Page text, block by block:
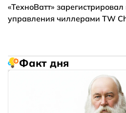
«ТехноВатт»
управления чиллерами TW
Факт дня